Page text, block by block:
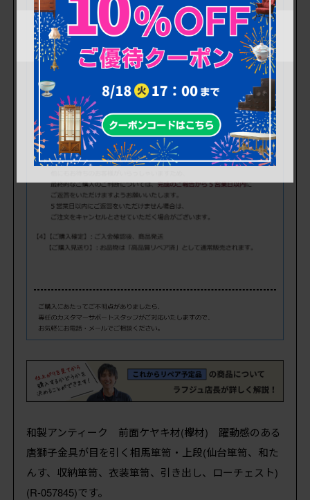
和製アンティーク 前面ケヤキ材(欅材) 躍動感のある
唐獅子金具が目を引く相馬箪笥・上段(仙台箪笥、和た
んす、収納箪笥、衣装箪笥、引き出し、ローチェスト)
(R-057845)です。